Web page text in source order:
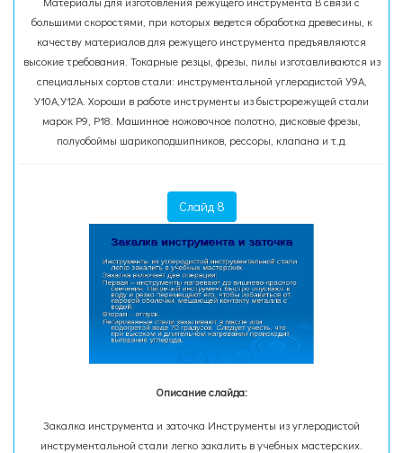
большими скоростями, при которых ведется обработка древесины, к
качеству материалов для режущего инструмента предъявляются
высокие требования. Токарные резцы, фрезы, пилы изготавливаются из
специальных сортов стали: инструментальной углеродистой У9А,
У10А,У12А. Хороши в работе инструменты из быстрорежущей стали
марок Р9, Р18. Машинное ножовочное полотно, дисковые фрезы,
полуобоймы шарикоподшипников, рессоры, клапана и т.д.
Слайд 8
Описание слайда:
Закалка инструмента и заточка Инструменты из углеродистой
инструментальной стали легко закалить в учебных мастерских.